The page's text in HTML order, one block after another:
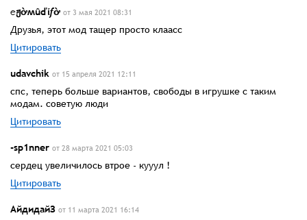
℮ჟờʍûďίƒờ от 3 мая 2021 08:31
Друзья, этот мод тащер просто клаасс
Цитировать
udavchik от 15 апреля 2021 12:11
спс, теперь больше вариантов, свободы в игрушке с таким
модам. советую люди
Цитировать
-sp1nner от 28 марта 2021 05:03
сердец увеличилось втрое - кууул !
Цитировать
АйдидайЗ от 11 марта 2021 16:14